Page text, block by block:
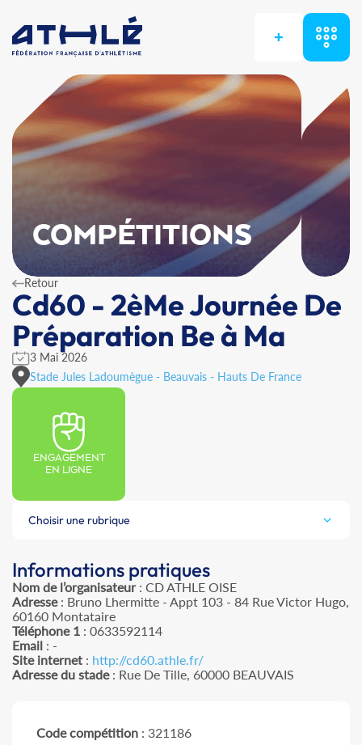
+
COMPÉTITIONS
Retour
Cd60 - 2èMe Journée De
Préparation Be à Ma
3 Mai 2026
Stade Jules Ladoumègue - Beauvais - Hauts De France
ENGAGEMENT
EN LIGNE
Choisir une rubrique
Informations pratiques
Nom de l’organisateur: CD ATHLE OISE
Adresse: Bruno Lhermitte - Appt 103 - 84 Rue Victor Hugo,
60160 Montataire
Téléphone 1 : 0633592114
Email : -
Site internet : http://cd60.athle.fr/
Adresse du stade: Rue De Tille, 60000 BEAUVAIS
Code compétition : 321186